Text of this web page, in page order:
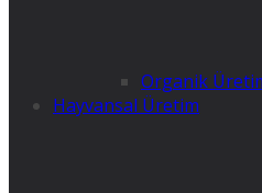
Organik
Hayvansal Üretim